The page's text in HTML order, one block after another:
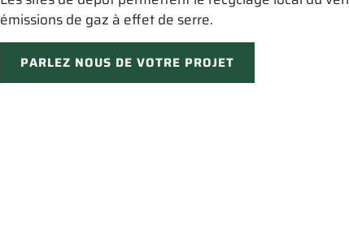
émissions de gaz à effet de serre.
PARLEZ NOUS DE VOTRE PROJET